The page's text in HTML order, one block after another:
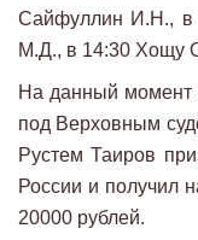
Сайфуллин И.Н., в
М.Д., в 14:30 Хощу
На данный момент
под Верховным
Рустем Таиров
России и получил
20000 рублей.